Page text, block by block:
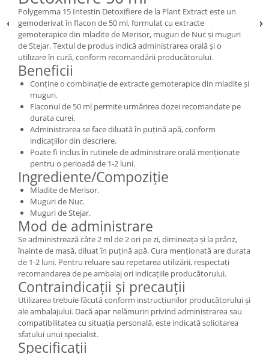
Polygemma 15 Intestin Detoxifiere de la Plant Extract este un
gemoderivat în flacon de 50 ml, formulat cu extracte
gemoterapice din mladite de Merisor, muguri de Nuc și muguri
de Stejar. Textul de produs indică administrarea orală și o
utilizare în cură, conform recomandării producătorului.
Beneficii
Conține o combinație de extracte gemoterapice din mladite și
muguri.
Flaconul de 50 ml permite urmărirea dozei recomandate pe
durata curei.
Administrarea se face diluată în puțină apă, conform
indicațiilor din descriere.
Poate fi inclus în rutinele de administrare orală menționate
pentru o perioadă de 1-2 luni.
Ingrediente/Compoziție
Mladite de Merisor.
Muguri de Nuc.
Muguri de Stejar.
Mod de administrare
Se administrează câte 2 ml de 2 ori pe zi, dimineața și la prânz,
înainte de masă, diluat în puțină apă. Cura menționată are durata
de 1-2 luni. Pentru reluare sau repetarea utilizării, respectați
recomandarea de pe ambalaj ori indicațiile producătorului.
Contraindicații și precauții
Utilizarea trebuie făcută conform instrucțiunilor producătorului și
ale ambalajului. Dacă apar nelămuriri privind administrarea sau
compatibilitatea cu situația personală, este indicată solicitarea
sfatului unui specialist.
Specificații